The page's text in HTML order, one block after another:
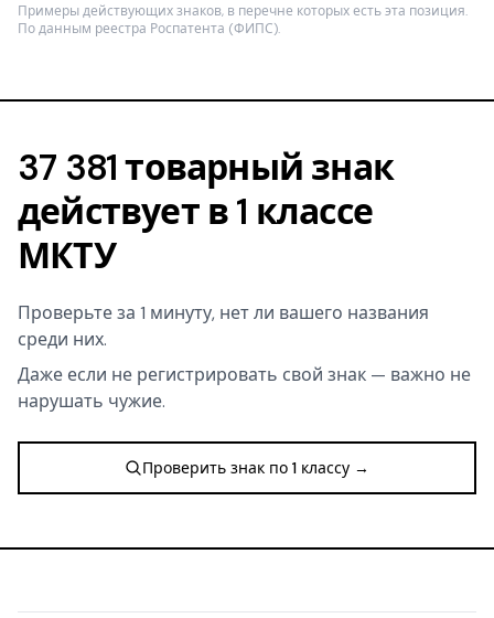
Примеры действующих знаков, в перечне которых есть эта позиция.
По данным реестра Роспатента (ФИПС).
37 381 товарный знак
действует в 1 классе
МКТУ
Проверьте за 1 минуту, нет ли вашего названия
среди них.
Даже если не регистрировать свой знак — важно не
нарушать чужие.
Проверить знак по 1 классу →